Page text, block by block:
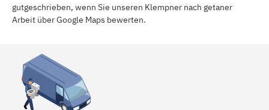
gutgeschrieben, wenn Sie unseren Klempner nach getaner
Arbeit über Google Maps bewerten.